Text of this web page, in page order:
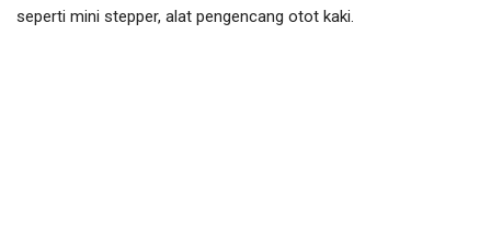
seperti mini stepper, alat pengencang otot kaki.